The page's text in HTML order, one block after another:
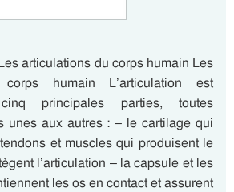
articulations du corps humain Les
humain L’articulation est
principales parties, toutes
unes aux autres : – le cartilage qui
et muscles qui produisent le
l’articulation – la capsule et les
les os en contact et assurent